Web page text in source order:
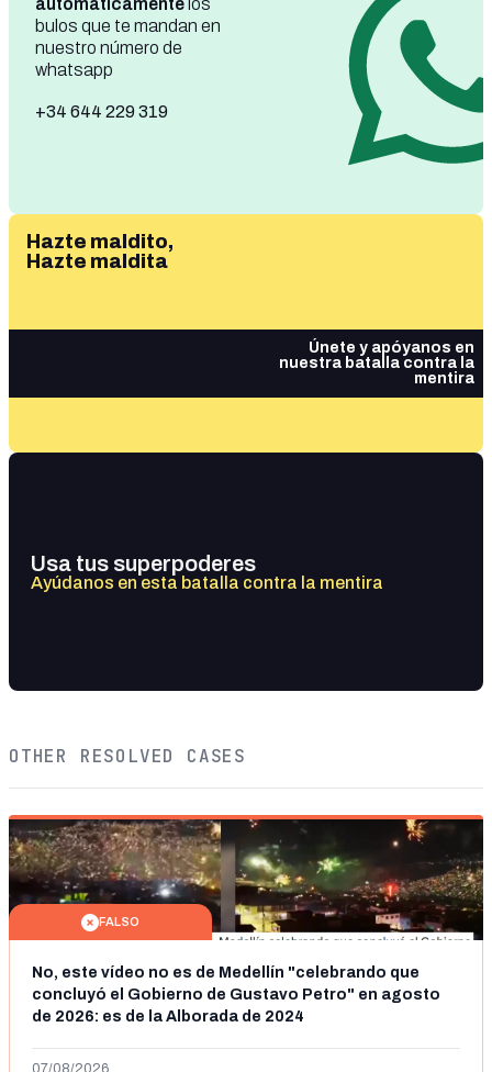
automáticamente los
bulos que te mandan en
nuestro número de
whatsapp
+34 644 229 319
Hazte maldito,
Hazte maldita
Únete y apóyanos en
nuestra batalla contra la
mentira
Usa tus superpoderes
Ayúdanos en esta batalla contra la mentira
OTHER RESOLVED CASES
FALSO
No, este vídeo no es de Medellín "celebrando que
concluyó el Gobierno de Gustavo Petro" en agosto
de 2026: es de la Alborada de 2024
07/08/2026